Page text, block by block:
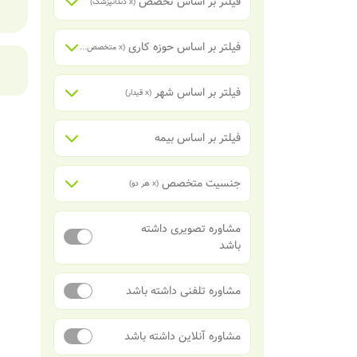
فیلتر بر اساس حوزه کاری (x متخصص درمان ریشه دندان (اندودنتیست)
فیلتر بر اساس شهر (x قیدار)
فیلتر بر اساس بیمه
جنسیت متخصص (x هر دو)
مشاوره تصویری داشته
باشد
مشاوره تلفنی داشته باشد
مشاوره آنلاین داشته باشد